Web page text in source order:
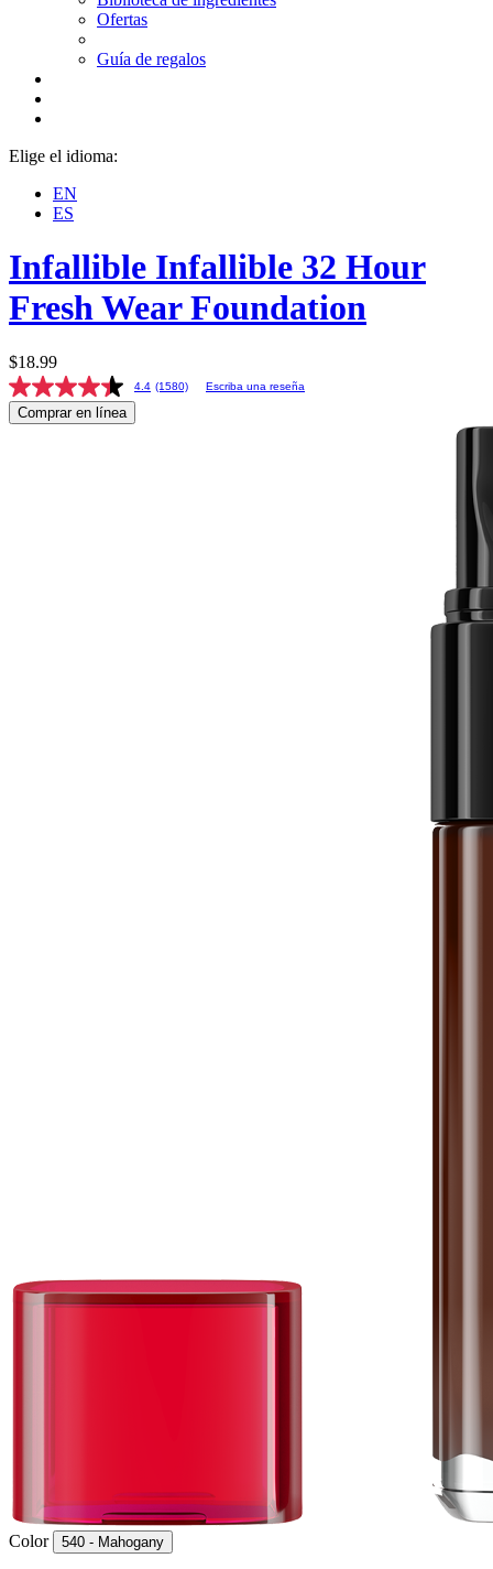
Ofertas
Guía de regalos
Elige el idioma:
EN
ES
Infallible Infallible 32 Hour
Fresh Wear Foundation
$18.99
4.4 (1580) Escriba una reseña
Comprar en línea
Color 540 - Mahogany